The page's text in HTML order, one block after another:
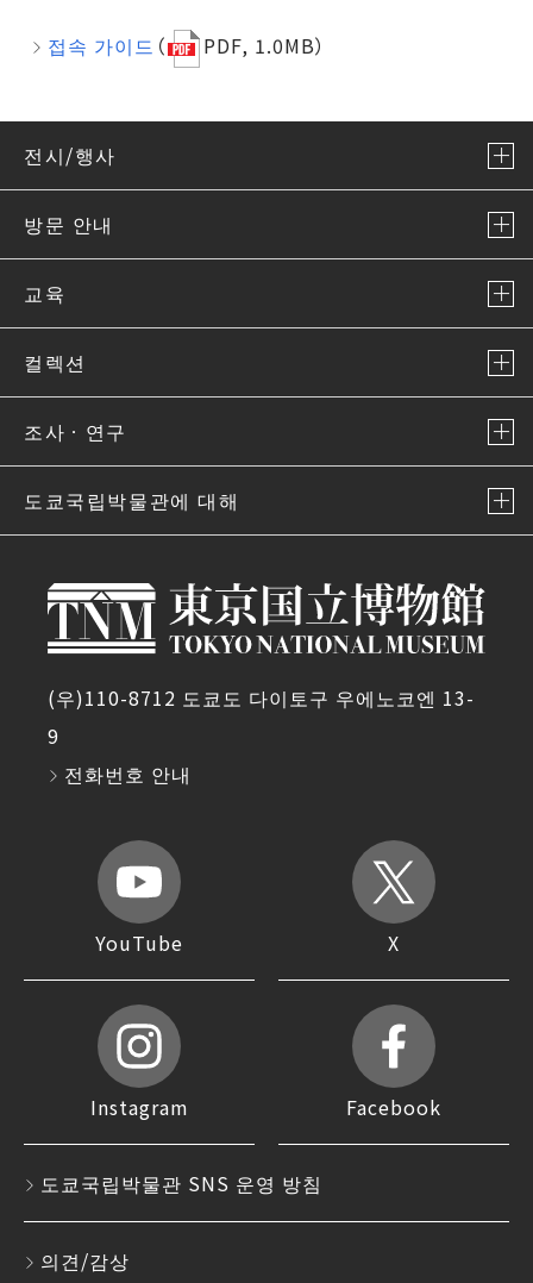
접속 가이드 （ PDF, 1.0MB）
전시/행사
방문 안내
교육
컬렉션
조사ㆍ연구
도쿄국립박물관에 대해
(우)110-8712 도쿄도 다이토구 우에노코엔 13-
9
전화번호 안내
YouTube X
Instagram Facebook
도쿄국립박물관 SNS 운영 방침
의견/감상